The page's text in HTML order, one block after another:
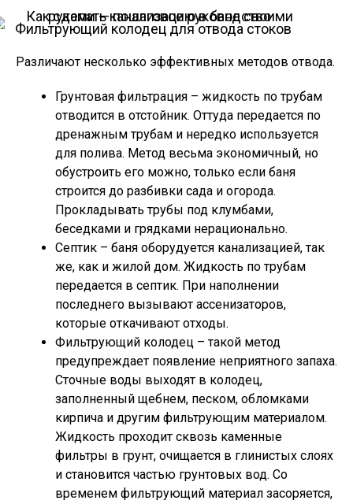
Фильтрующий колодец для отвода стоков
Различают несколько эффективных методов отвода.
Грунтовая фильтрация – жидкость по трубам
отводится в отстойник. Оттуда передается по
дренажным трубам и нередко используется
для полива. Метод весьма экономичный, но
обустроить его можно, только если баня
строится до разбивки сада и огорода.
Прокладывать трубы под клумбами,
беседками и грядками нерационально.
Септик – баня оборудуется канализацией, так
же, как и жилой дом. Жидкость по трубам
передается в септик. При наполнении
последнего вызывают ассенизаторов,
которые откачивают отходы.
Фильтрующий колодец – такой метод
предупреждает появление неприятного запаха.
Сточные воды выходят в колодец,
заполненный щебнем, песком, обломками
кирпича и другим фильтрующим материалом.
Жидкость проходит сквозь каменные
фильтры в грунт, очищается в глинистых слоях
и становится частью грунтовых вод. Со
временем фильтрующий материал засоряется,